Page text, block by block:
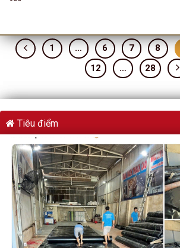
1 … 6 7 8
12
… 28
Tiêu điểm